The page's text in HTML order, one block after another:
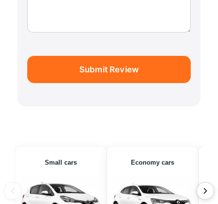
Submit Review
Small cars Economy cars